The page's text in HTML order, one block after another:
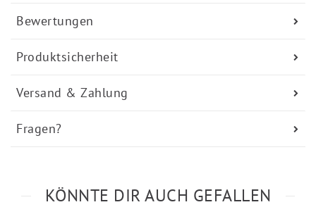
Bewertungen
Produktsicherheit
Versand & Zahlung
Fragen?
KÖNNTE DIR AUCH GEFALLEN